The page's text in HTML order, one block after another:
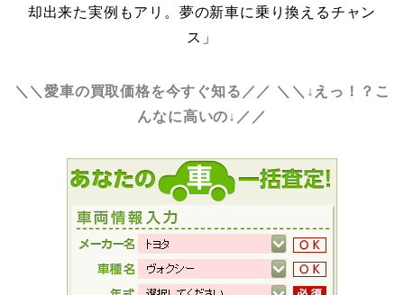
却出来た実例もアリ。夢の新車に乗り換えるチャン
ス」
＼＼愛車の買取価格を今すぐ知る／／ ＼＼↓えっ！？こ
んなに高いの↓／／